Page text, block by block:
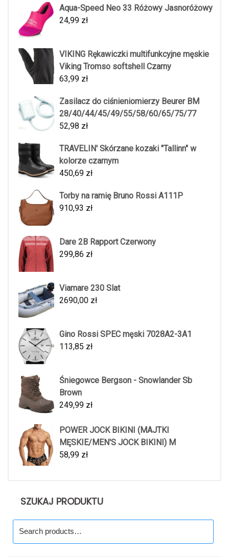
Aqua-Speed Neo 33 Różowy Jasnoróżowy
24,99 zł
VIKING Rękawiczki multifunkcyjne męskie
Viking Tromso softshell Czarny
63,99 zł
Zasilacz do ciśnieniomierzy Beurer BM
28/40/44/45/49/55/58/60/65/75/77
52,98 zł
TRAVELIN' Skórzane kozaki "Tallinn" w
kolorze czarnym
450,69 zł
Torby na ramię Bruno Rossi A111P
910,93 zł
Dare 2B Rapport Czerwony
299,86 zł
Viamare 230 Slat
2690,00 zł
Gino Rossi SPEC męski 7028A2-3A1
113,85 zł
Śniegowce Bergson - Snowlander Sb
Brown
249,99 zł
POWER JOCK BIKINI (MAJTKI
MĘSKIE/MEN'S JOCK BIKINI) M
58,99 zł
SZUKAJ PRODUKTU
for: